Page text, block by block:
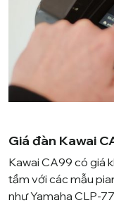
Giá đàn Kawai
Kawai CA99 có giá
tầm với các mẫu
nhưYamaha CLP-